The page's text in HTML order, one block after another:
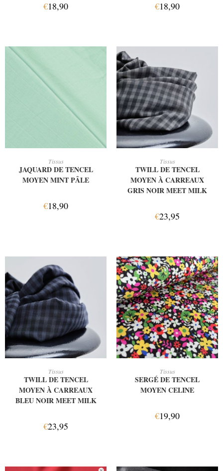
€18,90 €18,90
AJOUTER AU PANIER
Tissus
JAQUARD DE TENCEL
MOYEN MINT PÂLE
€18,90
AJOUTER AU PANIER
Tissus
TWILL DE TENCEL
MOYEN À CARREAUX
GRIS NOIR MEET MILK
€23,95
AJOUTER AU PANIER
Tissus
TWILL DE TENCEL
MOYEN À CARREAUX
BLEU NOIR MEET MILK
€23,95
AJOUTER AU PANIER
Tissus
SERGÉ DE TENCEL
MOYEN CELINE
€19,90